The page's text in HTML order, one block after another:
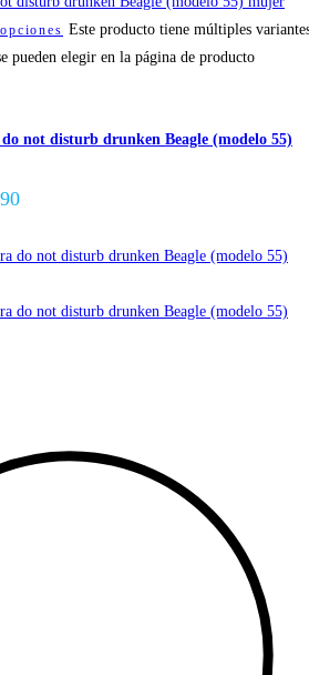
Este producto tiene múltiples
pueden elegir en la página de producto
not disturb drunken Beagle (modelo 55)